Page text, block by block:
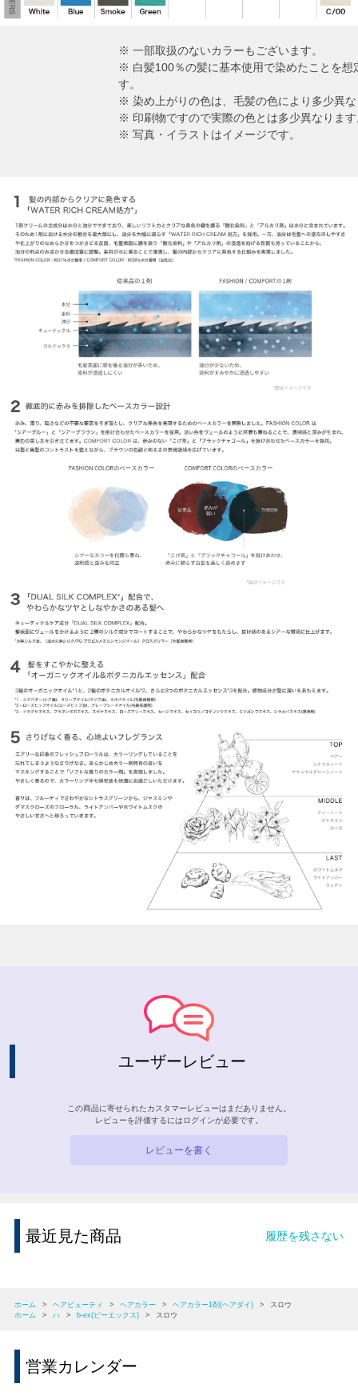
※ 一部取扱のないカラーもございます。
※ 白髪100％の髪に基本使用で染めたことを想
す。
※ 染め上がりの色は、毛髪の色により多少異
※ 印刷物ですので実際の色とは多少異なりま
※ 写真・イラストはイメージです。
ユーザーレビュー
この商品に寄せられたカスタマーレビューはまだありません。
レビューを評価するには ログインが必要です。
レビューを書く
最近見た商品 履歴を残さない
ホーム > ヘアビューティ > ヘアカラー > ヘアカラー1剤(ヘアダイ) >
スロウ
ホーム
> ハ > b-ex(ビーエックス) > スロウ
営業カレンダー